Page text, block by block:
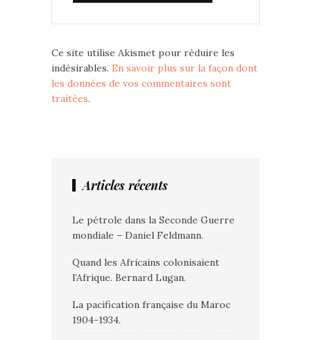
Ce site utilise Akismet pour réduire les
indésirables. En savoir plus sur la façon dont
les données de vos commentaires sont
traitées.
Articles récents
Le pétrole dans la Seconde Guerre
mondiale – Daniel Feldmann.
Quand les Africains colonisaient
l’Afrique. Bernard Lugan.
La pacification française du Maroc
1904-1934.